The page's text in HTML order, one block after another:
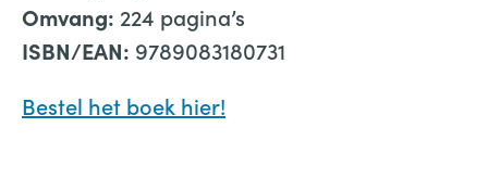
Omvang: 224 pagina’s
ISBN/EAN: 9789083180731
Bestel het boek hier!